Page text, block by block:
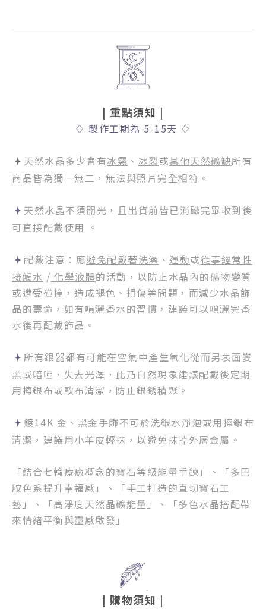
| 重點須知 |
♢ 製作工期為 5-15天 ♢
天然水晶多少會有冰霧 、 冰裂或其他天然礦缺所有
商品皆為獨一無二，無法與照片完全相符。
天然水晶不須開光，且出貨前皆已消磁完畢收到後
可直接配戴使用 。
配戴注意：應避免配戴著洗澡 、 運動或從事經常性
接觸水 / 化學液體的活動，以防止水晶內的礦物變質
或遭受碰撞，造成褪色、損傷等問題，而減少水晶飾
品的壽命，如有噴灑香水的習慣，建議可以噴灑完香
水後再配戴飾品。
所有銀器都有可能在空氣中產生氧化從而另表面變
黑或暗啞，失去光澤，此乃自然現象建議配戴後定期
用擦銀布或軟布清潔，防止銀銹積聚。
鍍14K 金、黑金手飾不可於洗銀水淨泡或用擦銀布
清潔，建議用小羊皮輕抹，以避免抹掉外層金屬。
「結合七輪療癒概念的寶石等級能量手鍊」、「多巴
胺色系提升幸福感」、「手工打造的直切寶石工
藝」、「高淨度天然晶礦能量」、「多色水晶搭配帶
來情緒平衡與靈感啟發」
| 購物須知 |